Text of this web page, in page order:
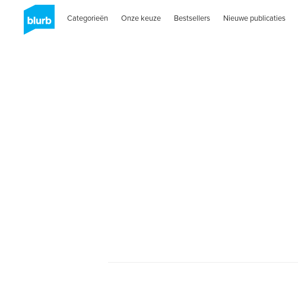
Categorieën Onze keuze Bestsellers Nieuwe publicaties